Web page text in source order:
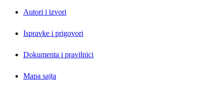
Autori i izvori
Ispravke i prigovori
Dokumenta i pravilnici
Mapa sajta